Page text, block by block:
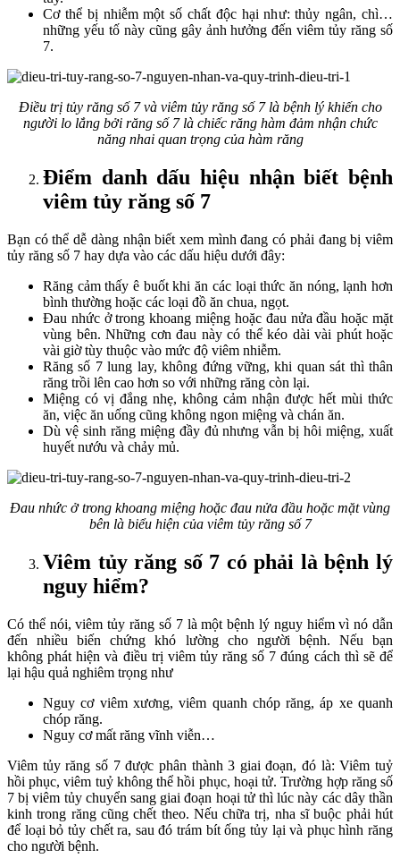
Cơ thể bị nhiễm một số chất độc hại như: thủy ngân, chì…
những yếu tố này cũng gây ảnh hưởng đến viêm tủy răng số
7.
Điều trị tủy răng số 7 và viêm tủy răng số 7 là bệnh lý khiến cho
người lo lắng bởi răng số 7 là chiếc răng hàm đảm nhận chức
năng nhai quan trọng của hàm răng
Điểm danh dấu hiệu nhận biết bệnh
viêm tủy răng số 7
Bạn có thể dễ dàng nhận biết xem mình đang có phải đang bị viêm
tủy răng số 7 hay dựa vào các dấu hiệu dưới đây:
Răng cảm thấy ê buốt khi ăn các loại thức ăn nóng, lạnh hơn
bình thường hoặc các loại đồ ăn chua, ngọt.
Đau nhức ở trong khoang miệng hoặc đau nửa đầu hoặc mặt
vùng bên. Những cơn đau này có thể kéo dài vài phút hoặc
vài giờ tùy thuộc vào mức độ viêm nhiễm.
Răng số 7 lung lay, không đứng vững, khi quan sát thì thân
răng trồi lên cao hơn so với những răng còn lại.
Miệng có vị đắng nhẹ, không cảm nhận được hết mùi thức
ăn, việc ăn uống cũng không ngon miệng và chán ăn.
Dù vệ sinh răng miệng đầy đủ nhưng vẫn bị hôi miệng, xuất
huyết nướu và chảy mủ.
Đau nhức ở trong khoang miệng hoặc đau nửa đầu hoặc mặt vùng
bên là biểu hiện của viêm tủy răng số 7
Viêm tủy răng số 7 có phải là bệnh lý
nguy hiểm?
Có thể nói, viêm tủy răng số 7 là một bệnh lý nguy hiểm vì nó dẫn
đến nhiều biến chứng khó lường cho người bệnh. Nếu bạn
không phát hiện và điều trị viêm tủy răng số 7 đúng cách thì sẽ để
lại hậu quả nghiêm trọng như
Nguy cơ viêm xương, viêm quanh chóp răng, áp xe quanh
chóp răng.
Nguy cơ mất răng vĩnh viễn…
Viêm tủy răng số 7 được phân thành 3 giai đoạn, đó là: Viêm tuỷ
hồi phục, viêm tuỷ không thể hồi phục, hoại tử. Trường hợp răng số
7 bị viêm tủy chuyển sang giai đoạn hoại tử thì lúc này các dây thần
kinh trong răng cũng chết theo. Nếu chữa trị, nha sĩ buộc phải hút
để loại bỏ tủy chết ra, sau đó trám bít ống tủy lại và phục hình răng
cho người bệnh.